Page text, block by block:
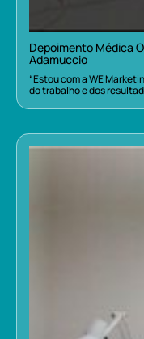
Depoimento Médica
Adamuccio
“Estou com a WE
do trabalho e dos